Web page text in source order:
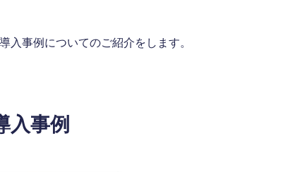
入事例についてのご紹介をします。
入事例